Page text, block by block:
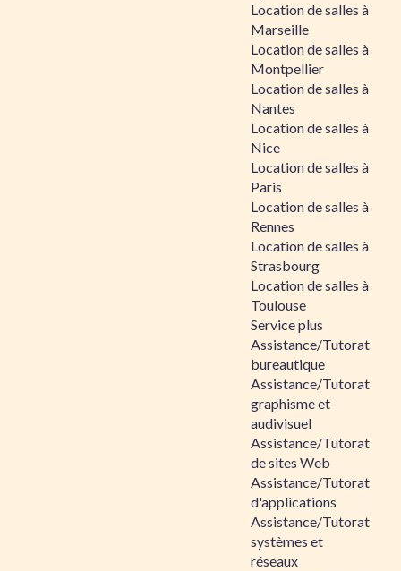
Location de salles à
Marseille
Location de salles à
Montpellier
Location de salles à
Nantes
Location de salles à
Nice
Location de salles à
Paris
Location de salles à
Rennes
Location de salles à
Strasbourg
Location de salles à
Toulouse
Service plus
Assistance/Tutorat
bureautique
Assistance/Tutorat
graphisme et
audivisuel
Assistance/Tutorat
de sites Web
Assistance/Tutorat
d'applications
Assistance/Tutorat
systèmes et
réseaux